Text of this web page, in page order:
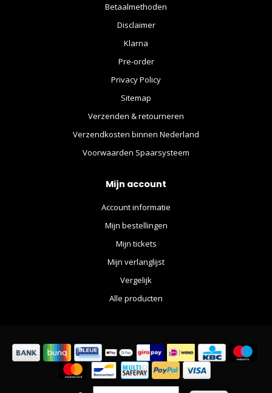
Betaalmethoden
Disclaimer
Klarna
Pre-order
Privacy Policy
Sitemap
Verzenden & retourneren
Verzendkosten binnen Nederland
Voorwaarden Spaarsysteem
Mijn account
Account informatie
Mijn bestellingen
Mijn tickets
Mijn verlanglijst
Vergelijk
Alle producten